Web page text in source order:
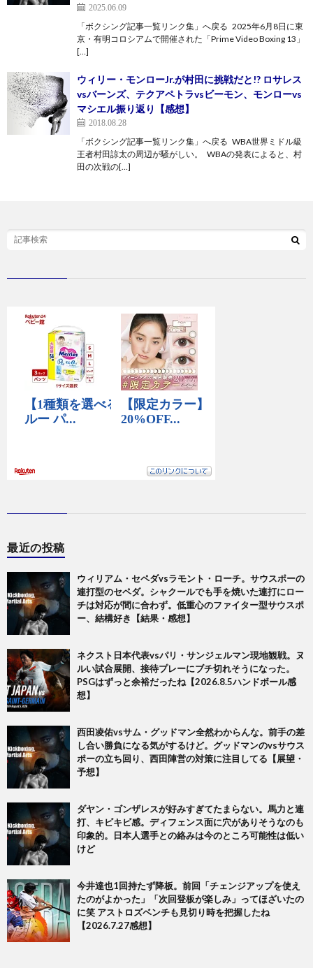
2025.06.09
「ボクシング記事一覧リンク集」へ戻る 2025年6月8日に東
京・有明コロシアムで開催された「Prime Video Boxing 13」
[…]
ウィリー・モンローJr.が村田に挑戦だと!? ロサレス
vsバーンズ、テクアペトラvsビーモン、モンローvs
マシエル振り返り【感想】
2018.08.28
「ボクシング記事一覧リンク集」へ戻る WBA世界ミドル級
王者村田諒太の周辺が騒がしい。 WBAの発表によると、村
田の次戦の[…]
最近の投稿
ウィリアム・セペダvsラモント・ローチ。サウスポーの
連打型のセペダ。シャクールでも手を焼いた連打にロー
チは対応が間に合わず。低重心のファイター型サウスポ
ー、結構好き【結果・感想】
ネクスト日本代表vsパリ・サンジェルマン現地観戦。ヌ
ルい試合展開、接待プレーにブチ切れそうになった。
PSGはずっと余裕だったね【2026.8.5ハンドボール感
想】
西田凌佑vsサム・グッドマン全然わからんな。前手の差
し合い勝負になる気がするけど。グッドマンのvsサウス
ポーの立ち回り、西田陣営の対策に注目してる【展望・
予想】
ダヤン・ゴンザレスが好みすぎてたまらない。馬力と連
打、キビキビ感。ディフェンス面に穴がありそうなのも
印象的。日本人選手との絡みは今のところ可能性は低い
けど
今井達也1回持たず降板。前回「チェンジアップを使え
たのがよかった」「次回登板が楽しみ」ってほざいたの
に笑 アストロズベンチも見切り時を把握したね
【2026.7.27感想】